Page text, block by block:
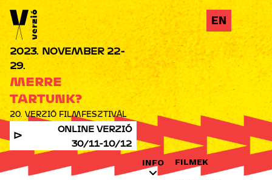
Jump to navigation
INFO FILMEK
ONLINE VERZIÓ
30/11-10/12
MERRE
TARTUNK?
20. VERZIÓ FILMFESZTIVÁL
2023. NOVEMBER 22-
29.
EN